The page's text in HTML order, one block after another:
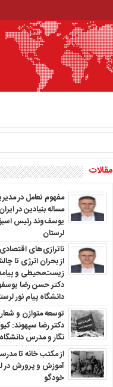
مقالات
مفهوم تعامل در
مساله بنیادین در
یوسف‌وند رئیس اسبق
لرستان
ناترازی‌های
از بحران انرژی تا
زیست‌محیطی و
دکتر حسن رضا
دانشگاه پیام نور
توسعه متوازن و
دکتر رضا سپهوند:
نگار و مدرس دانشگاه
از مکتب خانه تا
آموزش و پرورش در
خودگو